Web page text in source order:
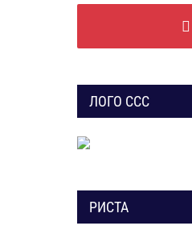
ЛОГО ССС
РИСТА